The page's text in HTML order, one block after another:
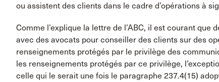
ou assistent des clients dans le cadre d’opérations à
Comme l’explique la lettre de l’ABC, il est courant
avec des avocats pour conseiller des clients sur des
renseignements protégés par le privilège des
les renseignements protégés par ce privilège,
celle qui le serait une fois le paragraphe 237.4(15)